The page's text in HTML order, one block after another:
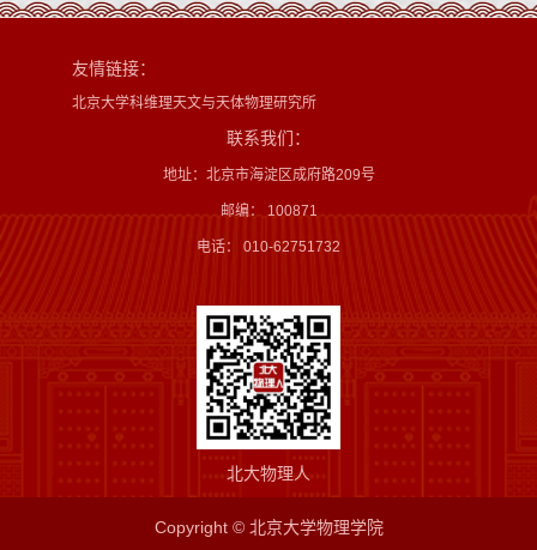
友情链接：
北京大学科维理天文与天体物理研究所
联系我们：
地址：北京市海淀区成府路209号
邮编： 100871
电话： 010-62751732
北大物理人
Copyright © 北京大学物理学院